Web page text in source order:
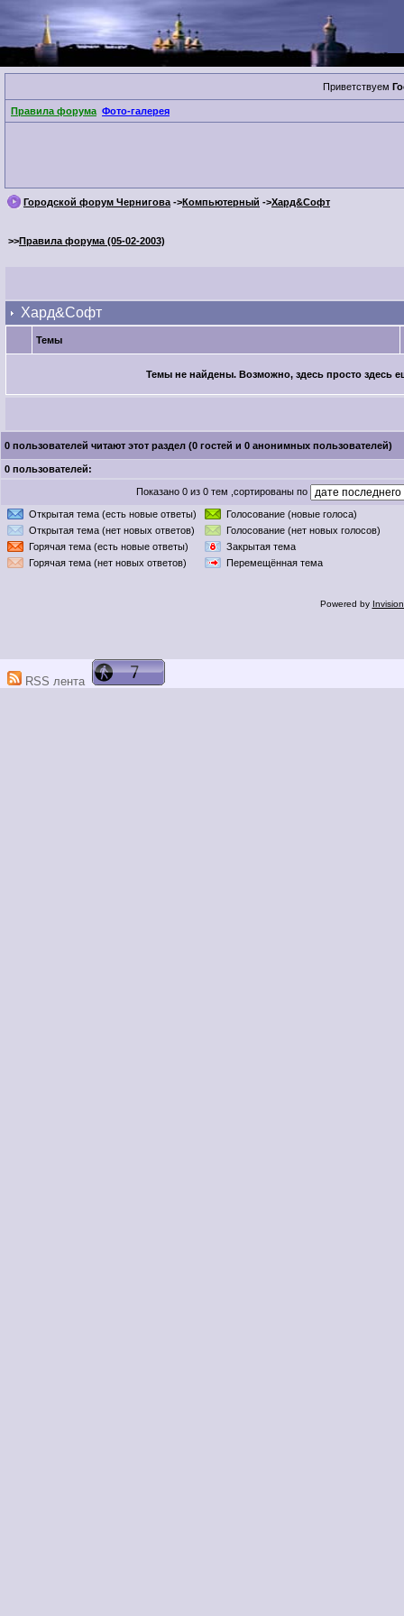
Приветствуем
Правила форума Фото-галерея
Городской форум Чернигова ->Компьютерный ->Хард&Софт
>>Правила форума (05-02-2003)
Хард&Софт
Темы
Темы не найдены. Возможно, здесь просто здесь
0 пользователей читают этот раздел (0 гостей и 0 анонимных пользователей)
0 пользователей:
Показано 0 из 0 тем ,сортированы по
Открытая тема (есть новые ответы)
Голосование (новые голоса)
Открытая тема (нет новых ответов)
Голосование (нет новых голосов)
Горячая тема (есть новые ответы)
Закрытая тема
Горячая тема (нет новых ответов)
Перемещённая тема
Powered by
RSS лента